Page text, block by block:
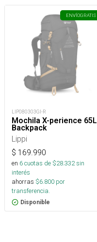
ENVÍOGRATIS
LIP080303GI-R
Mochila X-perience 65L
Backpack
Lippi
$ 169.990
en 6cuotas de $28.332sin
interés
ahorras $6.800 por
transferencia.
Disponible